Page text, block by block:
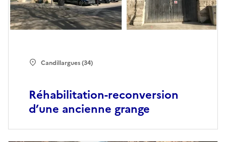
Réhabilitation-reconversion
d’une ancienne grange
Candillargues (34)